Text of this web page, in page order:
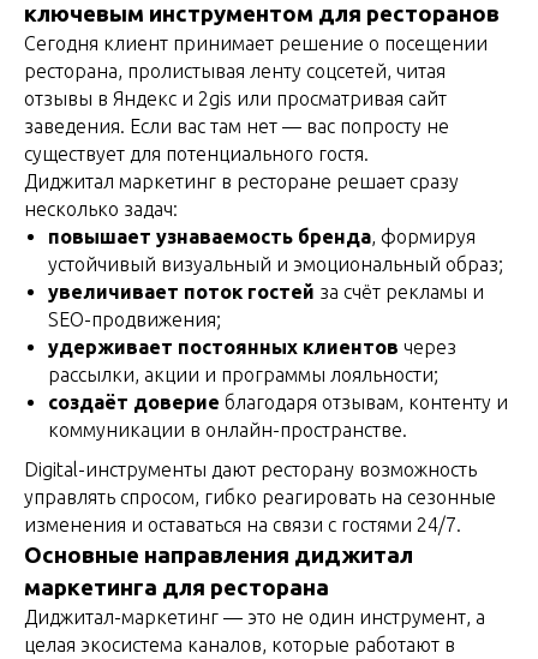
ключевым инструментом для ресторанов
Сегодня клиент принимает решение о посещении
ресторана, пролистывая ленту соцсетей, читая
отзывы в Яндекс и 2gis или просматривая сайт
заведения. Если вас там нет — вас попросту не
существует для потенциального гостя.
Диджитал маркетинг в ресторане решает сразу
несколько задач:
повышает узнаваемость бренда, формируя
устойчивый визуальный и эмоциональный образ;
увеличивает поток гостей за счёт рекламы и
SEO-продвижения;
удерживает постоянных клиентов через
рассылки, акции и программы лояльности;
создаёт доверие благодаря отзывам, контенту и
коммуникации в онлайн-пространстве.
Digital-инструменты дают ресторану возможность
управлять спросом, гибко реагировать на сезонные
изменения и оставаться на связи с гостями 24/7.
Основные направления диджитал
маркетинга для ресторана
Диджитал-маркетинг — это не один инструмент, а
целая экосистема каналов, которые работают в